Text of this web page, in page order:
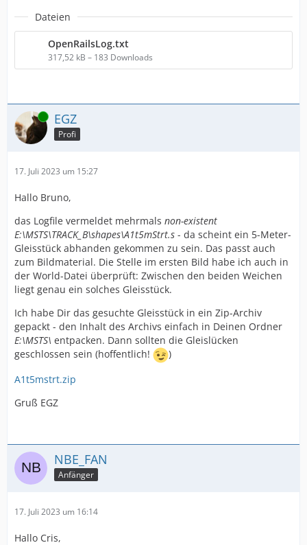
Dateien
OpenRailsLog.txt
317,52 kB – 183 Downloads
Online EGZ
Profi
17. Juli 2023 um 15:27
Hallo Bruno,
das Logfile vermeldet mehrmals non-existent
E:\MSTS\TRACK_B\shapes\A1t5mStrt.s - da scheint ein 5-Meter-
Gleisstück abhanden gekommen zu sein. Das passt auch
zum Bildmaterial. Die Stelle im ersten Bild habe ich auch in
der World-Datei überprüft: Zwischen den beiden Weichen
liegt genau ein solches Gleisstück.
Ich habe Dir das gesuchte Gleisstück in ein Zip-Archiv
gepackt - den Inhalt des Archivs einfach in Deinen Ordner
E:\MSTS\ entpacken. Dann sollten die Gleislücken
geschlossen sein (hoffentlich!
)
A1t5mstrt.zip
Gruß EGZ
NBE_FAN
Anfänger
17. Juli 2023 um 16:14
Hallo Cris,